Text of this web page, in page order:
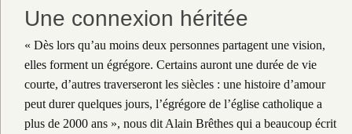
Une connexion héritée
« Dès lors qu’au moins deux personnes partagent une vision,
elles forment un égrégore. Certains auront une durée de vie
courte, d’autres traverseront les siècles : une histoire d’amour
peut durer quelques jours, l’égrégore de l’église catholique a
plus de 2000 ans », nous dit Alain Brêthes qui a beaucoup écrit